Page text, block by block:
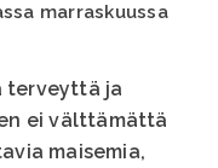
marraskuussa
terveyttä ja
ei välttämättä
maisemia,